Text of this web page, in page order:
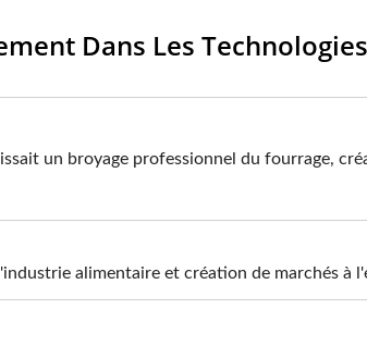
Dans Les
un broyage professionnel du fourrage,
alimentaire et création de marchés à